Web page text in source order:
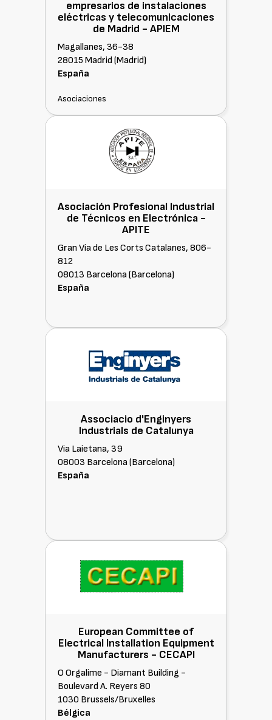
empresarios de instalaciones
eléctricas y telecomunicaciones
de Madrid - APIEM
Magallanes, 36-38
28015 Madrid (Madrid)
España
Asociaciones
Asociación Profesional Industrial
de Técnicos en Electrónica -
APITE
Gran Via de Les Corts Catalanes, 806-
812
08013 Barcelona (Barcelona)
España
Associacio d'Enginyers
Industrials de Catalunya
Via Laietana, 39
08003 Barcelona (Barcelona)
España
European Committee of
Electrical Installation Equipment
Manufacturers - CECAPI
O Orgalime - Diamant Building -
Boulevard A. Reyers 80
1030 Brussels/Bruxelles
Bélgica